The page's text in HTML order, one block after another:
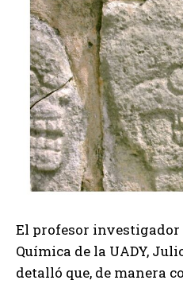
El profesor investigador
Química de la UADY,
detalló que, de manera